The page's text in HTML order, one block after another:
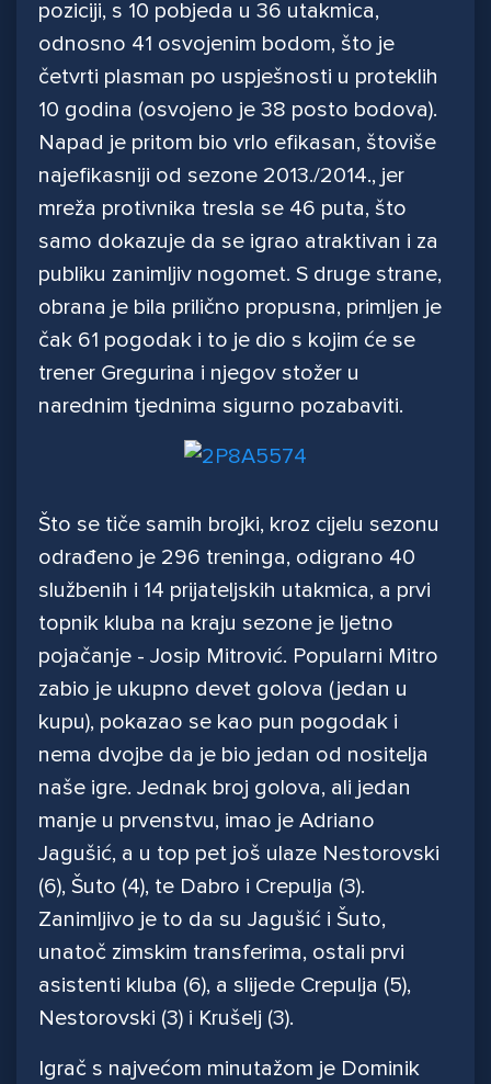
poziciji, s 10 pobjeda u 36 utakmica,
odnosno 41 osvojenim bodom, što je
četvrti plasman po uspješnosti u proteklih
10 godina (osvojeno je 38 posto bodova).
Napad je pritom bio vrlo efikasan, štoviše
najefikasniji od sezone 2013./2014., jer
mreža protivnika tresla se 46 puta, što
samo dokazuje da se igrao atraktivan i za
publiku zanimljiv nogomet. S druge strane,
obrana je bila prilično propusna, primljen je
čak 61 pogodak i to je dio s kojim će se
trener Gregurina i njegov stožer u
narednim tjednima sigurno pozabaviti.
Što se tiče samih brojki, kroz cijelu sezonu
odrađeno je 296 treninga, odigrano 40
službenih i 14 prijateljskih utakmica, a prvi
topnik kluba na kraju sezone je ljetno
pojačanje - Josip Mitrović. Popularni Mitro
zabio je ukupno devet golova (jedan u
kupu), pokazao se kao pun pogodak i
nema dvojbe da je bio jedan od nositelja
naše igre. Jednak broj golova, ali jedan
manje u prvenstvu, imao je Adriano
Jagušić, a u top pet još ulaze Nestorovski
(6), Šuto (4), te Dabro i Crepulja (3).
Zanimljivo je to da su Jagušić i Šuto,
unatoč zimskim transferima, ostali prvi
asistenti kluba (6), a slijede Crepulja (5),
Nestorovski (3) i Krušelj (3).
Igrač s najvećom minutažom je Dominik